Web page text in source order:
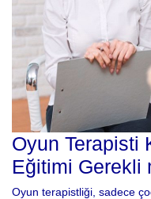
Oyun Terapisti
Eğitimi Gerekli
Oyun terapistliği, sadece